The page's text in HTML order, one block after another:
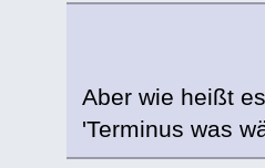
Aber wie heißt
'Terminus was